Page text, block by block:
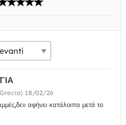
18/02/26
αφήνει κατάλοιπα μετά το